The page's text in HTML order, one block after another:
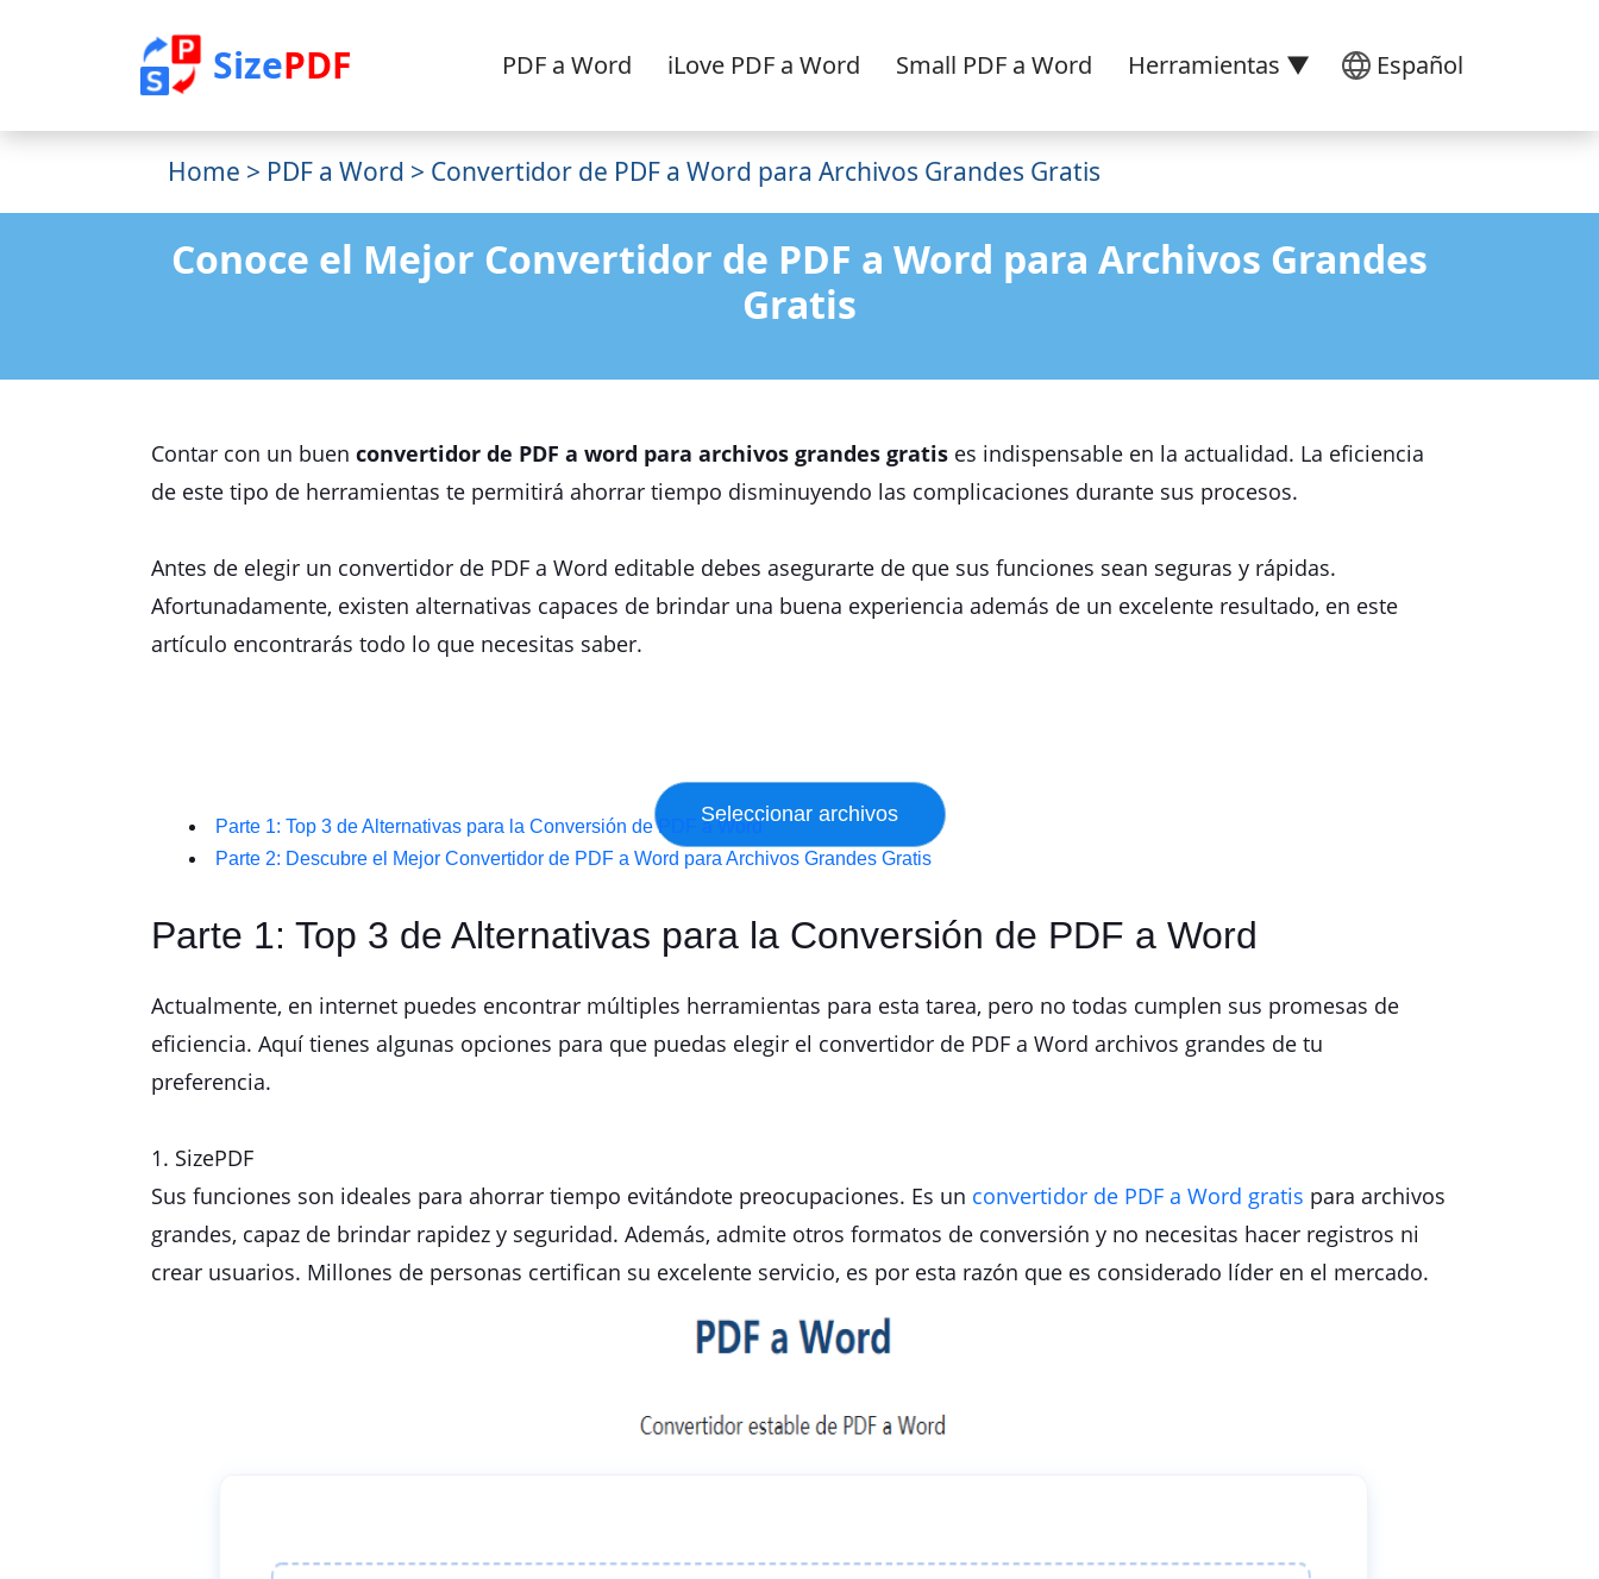
SizePDF Español
PDF a Word iLove PDF a Word Small PDF a Word Herramientas ▼
Home > PDF a Word > Convertidor de PDF a Word para Archivos Grandes Gratis
Conoce el Mejor Convertidor de PDF a Word para Archivos Grandes
Gratis
Contar con un buen convertidor de PDF a word para archivos grandes gratis es indispensable en la actualidad. La eficiencia
de este tipo de herramientas te permitirá ahorrar tiempo disminuyendo las complicaciones durante sus procesos.
Antes de elegir un convertidor de PDF a Word editable debes asegurarte de que sus funciones sean seguras y rápidas.
Afortunadamente, existen alternativas capaces de brindar una buena experiencia además de un excelente resultado, en este
artículo encontrarás todo lo que necesitas saber.
Parte 1: Top 3 de Alternativas para la Conversión de PDF a Word
Parte 2: Descubre el Mejor Convertidor de PDF a Word para Archivos Grandes Gratis
Parte 1: Top 3 de Alternativas para la Conversión de PDF a Word
Actualmente, en internet puedes encontrar múltiples herramientas para esta tarea, pero no todas cumplen sus promesas de
eficiencia. Aquí tienes algunas opciones para que puedas elegir el convertidor de PDF a Word archivos grandes de tu
preferencia.
1. SizePDF
Sus funciones son ideales para ahorrar tiempo evitándote preocupaciones. Es un convertidor de PDF a Word gratis para archivos
grandes, capaz de brindar rapidez y seguridad. Además, admite otros formatos de conversión y no necesitas hacer registros ni
crear usuarios. Millones de personas certifican su excelente servicio, es por esta razón que es considerado líder en el mercado.